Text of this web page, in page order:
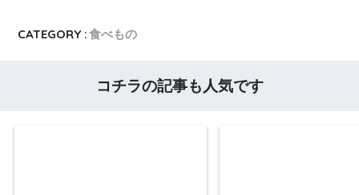
CATEGORY :食べもの
コチラの記事も人気です